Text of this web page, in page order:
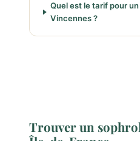
Quel est le tarif pour
Vincennes ?
Trouver un